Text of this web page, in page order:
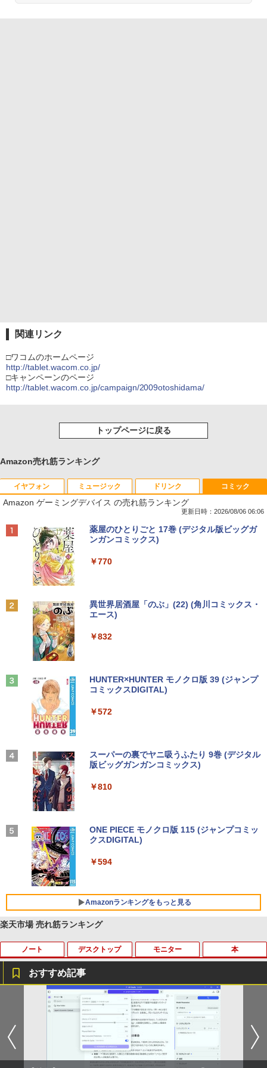
関連リンク
□ワコムのホームページ
http://tablet.wacom.co.jp/
□キャンペーンのページ
http://tablet.wacom.co.jp/campaign/2009otoshidama/
トップページに戻る
Amazon売れ筋ランキング
イヤフォン
Anker Soundcore P40i オフホワイト
Anker Soundcore P31i ブラック
Anker Soundcore Liberty 5 ミッドナイトブ
ラック
￥14,990
【2026年アップグレード版】AOKIMI ワイヤ
レスイヤホン bluetooth イヤホン V12 小型
るーとゅーす コードレス ENCノイズキャン
￥1,964
リング ANC 36時間再生
￥2,980
ミュージック
BRUCE WAYNE feat. Flo Milli, ATL Jacob
[Explicit]
￥250
BRUCE WAYNE feat. Flo Milli, ATL Jacob
[Explicit]
￥250
On My Road (Stadium ver.)
BUGS LIFE
On My Road (Stadium ver.)
ドリンク
【Amazon.co.jp限定】 い・ろ・は・す 2L P
ET ラベルレス ×8本
￥1,001
by Amazon 天然水 ラベルレス 500ml ×24本
富士山の天然水 バナジウム含有 水 ミネラル
ットル (Smart Basic)
by Amazon 天然水ラベルレス 2L×9本
￥1,117
by Amazon 炭酸水 ラベルレス 500ml ×24本
art Basic)
コカ・コーラ やかんの麦茶 from 爽健美茶 ラ
コミック
Amazon ゲーミングデバイス の売れ筋ランキング
更新日時：2026/08/06 06:06
薬屋のひとりごと 17巻 (デジタル版ビッグガ
ンガンコミックス)
￥770
異世界居酒屋「のぶ」(22) (角川コミックス・
エース)
￥832
HUNTER×HUNTER モノクロ版 39 (ジャンプ
コミックスDIGITAL)
￥572
スーパーの裏でヤニ吸うふたり 9巻 (デジタル
版ビッグガンガンコミックス)
￥810
ONE PIECE モノクロ版 115 (ジャンプコミッ
クスDIGITAL)
￥594
Amazonランキングをもっと見る
楽天市場 売れ筋ランキング
ノート
【マラソンセール期間中ポイント5倍】中
古タブレットPC 第8世代 Celeron メモリ
4GB ストレージ128GB 10.1インチ グレ
ア タッチパネル Windows11 モバイルノ
ート NEC VersaPro VKF11U-6 初期設定
済 すぐ使える 90日保証 送料無料
デスクトップ
富士通 デスクトップ ESPRIMO D588 第
8世代Celeron メモリ8GB SSD120GB S
SD256GB windows10 Windows11 DVD
ROM 中古デスクトップパソコン 中古パ
ソコン 中古PC デスクトップPC Office
中古品 中古 あす楽
モニター
NEC LCD-AS193Mi 19インチ スクエア
LED液晶モニター 薄型 液晶ディスプレイ
非光沢 IPSパネル SXGA 1280×1024 DVI
VGA VESA準拠【中古】
￥3,200
本
[新品]忘却バッテリー (1-24巻 最新刊) 全
巻セット
￥16,742
おすすめ記事